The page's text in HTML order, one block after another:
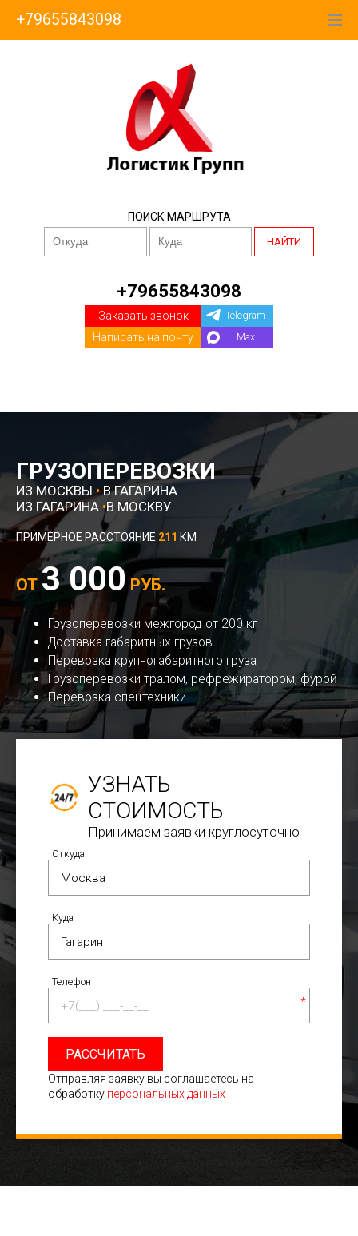
+79655843098
ПОИСК МАРШРУТА
НАЙТИ
+79655843098
Заказать звонок
Написать на почту
Telegram
Max
ГРУЗОПЕРЕВОЗКИ
ИЗ МОСКВЫ •В ГАГАРИНА
ИЗ ГАГАРИНА •В МОСКВУ
ПРИМЕРНОЕ РАССТОЯНИЕ 211 КМ
ОТ 3 000 РУБ.
Грузоперевозки межгород от 200 кг
Доставка габаритных грузов
Перевозка крупногабаритного груза
Грузоперевозки тралом, рефрежиратором, фурой
Перевозка спецтехники
УЗНАТЬ
СТОИМОСТЬ
Принимаем заявки круглосуточно
Откуда
Куда
Телефон
*
РАССЧИТАТЬ
Отправляя заявку вы соглашаетесь на
обработку персональных данных